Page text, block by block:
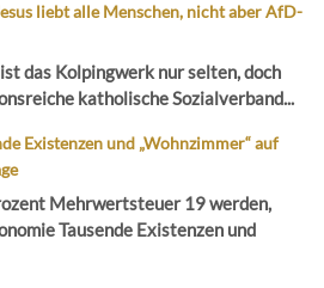
liebt alle Menschen, nicht aber AfD-
das Kolpingwerk nur selten, doch
katholische Sozialverband...
Existenzen und „Wohnzimmer“ auf
Mehrwertsteuer 19 werden,
Tausende Existenzen und